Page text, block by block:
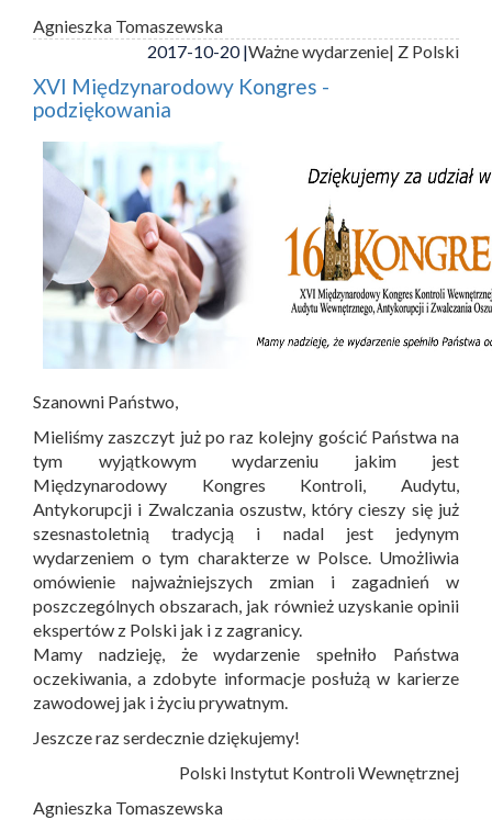
Agnieszka Tomaszewska
2017-10-20 |Ważne wydarzenie| Z Polski
XVI Międzynarodowy Kongres -
podziękowania
Szanowni Państwo,
Mieliśmy zaszczyt już po raz kolejny gościć Państwa na
tym wyjątkowym wydarzeniu jakim jest
Międzynarodowy Kongres Kontroli, Audytu,
Antykorupcji i Zwalczania oszustw, który cieszy się już
szesnastoletnią tradycją i nadal jest jedynym
wydarzeniem o tym charakterze w Polsce. Umożliwia
omówienie najważniejszych zmian i zagadnień w
poszczególnych obszarach, jak również uzyskanie opinii
ekspertów z Polski jak i z zagranicy.
Mamy nadzieję, że wydarzenie spełniło Państwa
oczekiwania, a zdobyte informacje posłużą w karierze
zawodowej jak i życiu prywatnym.
Jeszcze raz serdecznie dziękujemy!
Polski Instytut Kontroli Wewnętrznej
Agnieszka Tomaszewska